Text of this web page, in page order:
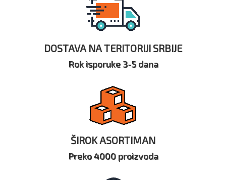
DOSTAVA NA TERITORIJI SRBIJE
Rok isporuke 3-5 dana
ŠIROK ASORTIMAN
Preko 4000 proizvoda